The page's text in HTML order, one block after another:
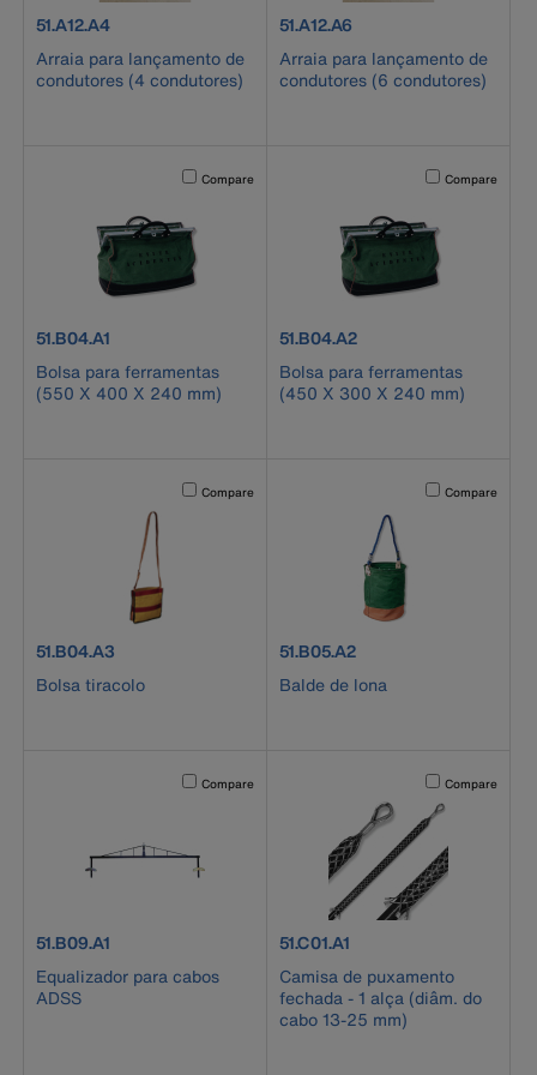
product number 51.A12.A4
51.A12.A4
Arraia para lançamento de
condutores (4 condutores)
product number 51.A12.A6
51.A12.A6
Arraia para lançamento de
condutores (6 condutores)
Activating this element will cause content on the page to
Compare
product number 51.B04.A1
51.B04.A1
Bolsa para ferramentas
(550 X 400 X 240 mm)
Activating this
Compare
product number 51.B04.A2
51.B04.A2
Bolsa para ferramentas
(450 X 300 X 240 mm)
Activating this element will cause content on the page to
Compare
product number 51.B04.A3
51.B04.A3
Bolsa tiracolo
Activating this
Compare
product number 51.B05.A2
51.B05.A2
Balde de lona
Activating this element will cause content on the page to
Compare
product number 51.B09.A1
51.B09.A1
Equalizador para cabos
ADSS
Activating this
Compare
product number 51.C01.A1
51.C01.A1
Camisa de puxamento
fechada - 1 alça (diâm. do
cabo 13-25 mm)